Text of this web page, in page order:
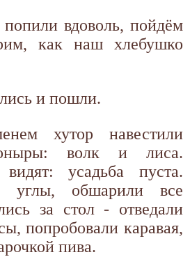
вдоволь, пойдём
как наш хлебушко
и пошли.
хутор навестили
волк и лиса.
усадьба пуста.
углы, обшарили все
за стол - отведали
попробовали каравая,
пива.